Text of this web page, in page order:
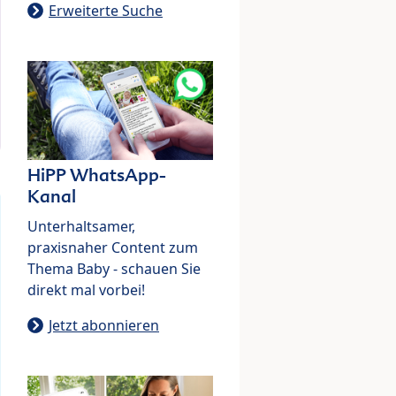
Erweiterte Suche
HiPP WhatsApp-
Kanal
Unterhaltsamer,
praxisnaher Content zum
Thema Baby - schauen Sie
direkt mal vorbei!
Jetzt abonnieren